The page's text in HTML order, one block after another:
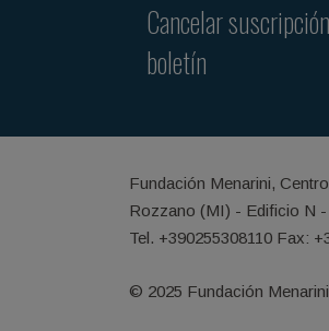
Cancelar
boletín
Fundación Menarini,
Rozzano (MI) - Edificio N
Tel. +390255308110 Fax:
© 2025 Fundación